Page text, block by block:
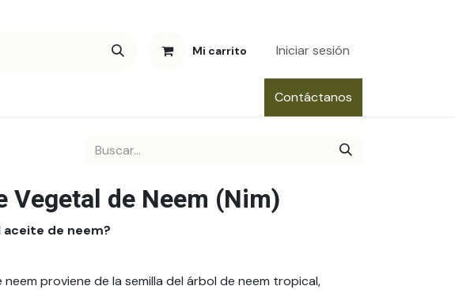
Mi carrito Iniciar sesión
Contáctanos
Vegetal de Neem (Nim)
aceite de neem?
neem proviene de la semilla del árbol de neem tropical,